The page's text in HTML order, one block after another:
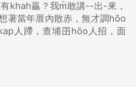
khah贏？我m̄敢講--出-來，
著當年厝內散赤，無才調hōo
人蹛，查埔囝hōo人招，面